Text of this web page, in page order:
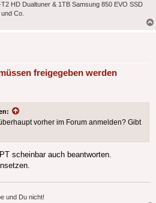
HD Dualtuner & 1TB Samsung 850 EVO SSD
Co.
freigegeben werden
vorher im Forum anmelden? Gibt
scheinbar auch beantworten.
und Du nicht!